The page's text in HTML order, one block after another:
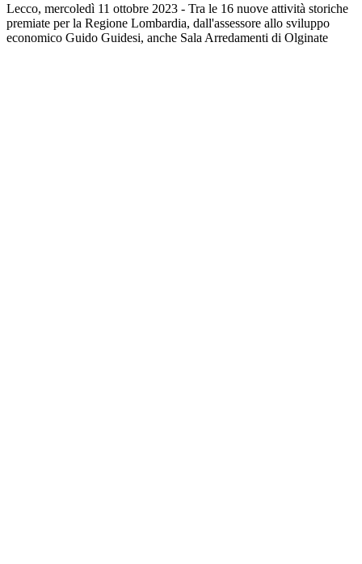
Lecco, mercoledì 11 ottobre 2023 - Tra le 16 nuove attività storiche
premiate per la Regione Lombardia, dall'assessore allo sviluppo
economico Guido Guidesi, anche Sala Arredamenti di Olginate